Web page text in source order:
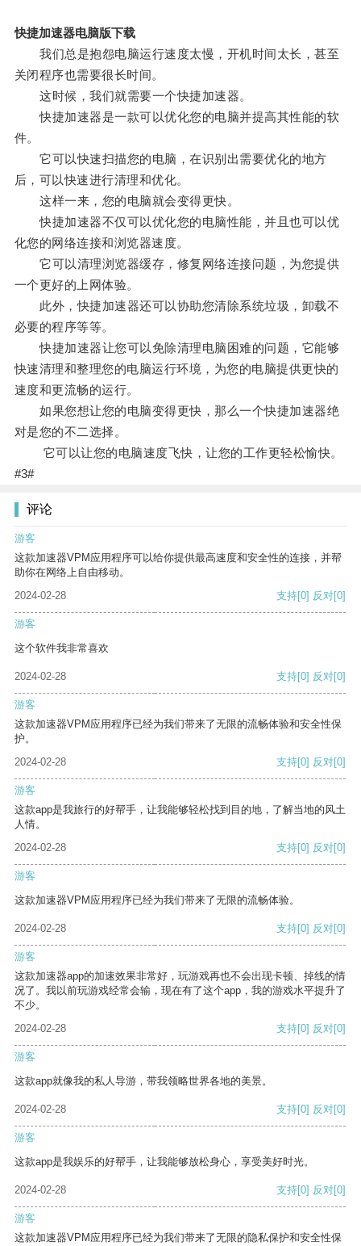
快捷加速器电脑版下载
我们总是抱怨电脑运行速度太慢，开机时间太长，甚至
关闭程序也需要很长时间。
这时候，我们就需要一个快捷加速器。
快捷加速器是一款可以优化您的电脑并提高其性能的软
件。
它可以快速扫描您的电脑，在识别出需要优化的地方
后，可以快速进行清理和优化。
这样一来，您的电脑就会变得更快。
快捷加速器不仅可以优化您的电脑性能，并且也可以优
化您的网络连接和浏览器速度。
它可以清理浏览器缓存，修复网络连接问题，为您提供
一个更好的上网体验。
此外，快捷加速器还可以协助您清除系统垃圾，卸载不
必要的程序等等。
快捷加速器让您可以免除清理电脑困难的问题，它能够
快速清理和整理您的电脑运行环境，为您的电脑提供更快的
速度和更流畅的运行。
如果您想让您的电脑变得更快，那么一个快捷加速器绝
对是您的不二选择。
它可以让您的电脑速度飞快，让您的工作更轻松愉快。
#3#
评论
游客
这款加速器VPM应用程序可以给你提供最高速度和安全性的连接，并帮
助你在网络上自由移动。
2024-02-28
支持[0] 反对[0]
游客
这个软件我非常喜欢
2024-02-28 支持[0] 反对[0]
游客
这款加速器VPM应用程序已经为我们带来了无限的流畅体验和安全性保
护。
2024-02-28
支持[0] 反对[0]
游客
这款app是我旅行的好帮手，让我能够轻松找到目的地，了解当地的风土
人情。
2024-02-28
支持[0] 反对[0]
游客
这款加速器VPM应用程序已经为我们带来了无限的流畅体验。
2024-02-28 支持[0] 反对[0]
游客
这款加速器app的加速效果非常好，玩游戏再也不会出现卡顿、掉线的情
况了。我以前玩游戏经常会输，现在有了这个app，我的游戏水平提升了
不少。
2024-02-28
支持[0] 反对[0]
游客
这款app就像我的私人导游，带我领略世界各地的美景。
2024-02-28 支持[0] 反对[0]
游客
这款app是我娱乐的好帮手，让我能够放松身心，享受美好时光。
2024-02-28 支持[0] 反对[0]
游客
这款加速器VPM应用程序已经为我们带来了无限的隐私保护和安全性保